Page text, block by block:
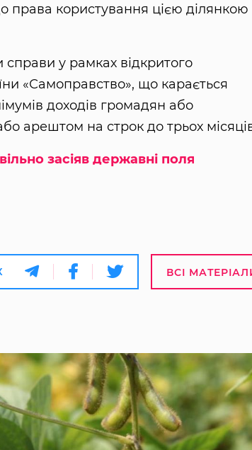
права користування цією ділянкою
справи у рамках відкритого
«Самоправство», що карається
доходів громадян або
арештом на строк до трьох
засіяв державні поля
ВСІ